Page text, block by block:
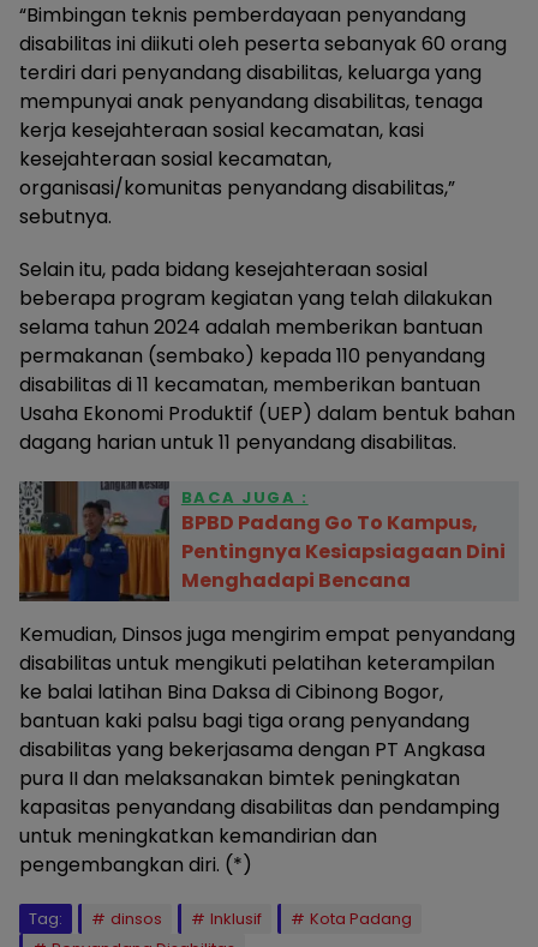
“Bimbingan teknis pemberdayaan penyandang
disabilitas ini diikuti oleh peserta sebanyak 60 orang
terdiri dari penyandang disabilitas, keluarga yang
mempunyai anak penyandang disabilitas, tenaga
kerja kesejahteraan sosial kecamatan, kasi
kesejahteraan sosial kecamatan,
organisasi/komunitas penyandang disabilitas,”
sebutnya.
Selain itu, pada bidang kesejahteraan sosial
beberapa program kegiatan yang telah dilakukan
selama tahun 2024 adalah memberikan bantuan
permakanan (sembako) kepada 110 penyandang
disabilitas di 11 kecamatan, memberikan bantuan
Usaha Ekonomi Produktif (UEP) dalam bentuk bahan
dagang harian untuk 11 penyandang disabilitas.
BACA JUGA :
BPBD Padang Go To Kampus,
Pentingnya Kesiapsiagaan Dini
Menghadapi Bencana
Kemudian, Dinsos juga mengirim empat penyandang
disabilitas untuk mengikuti pelatihan keterampilan
ke balai latihan Bina Daksa di Cibinong Bogor,
bantuan kaki palsu bagi tiga orang penyandang
disabilitas yang bekerjasama dengan PT Angkasa
pura II dan melaksanakan bimtek peningkatan
kapasitas penyandang disabilitas dan pendamping
untuk meningkatkan kemandirian dan
pengembangkan diri. (*)
Tag: dinsos Inklusif
Kota Padang